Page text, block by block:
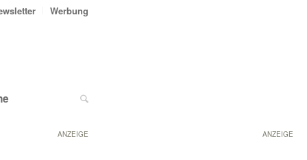
ANZEIGE
Werbung
ANZEIGE